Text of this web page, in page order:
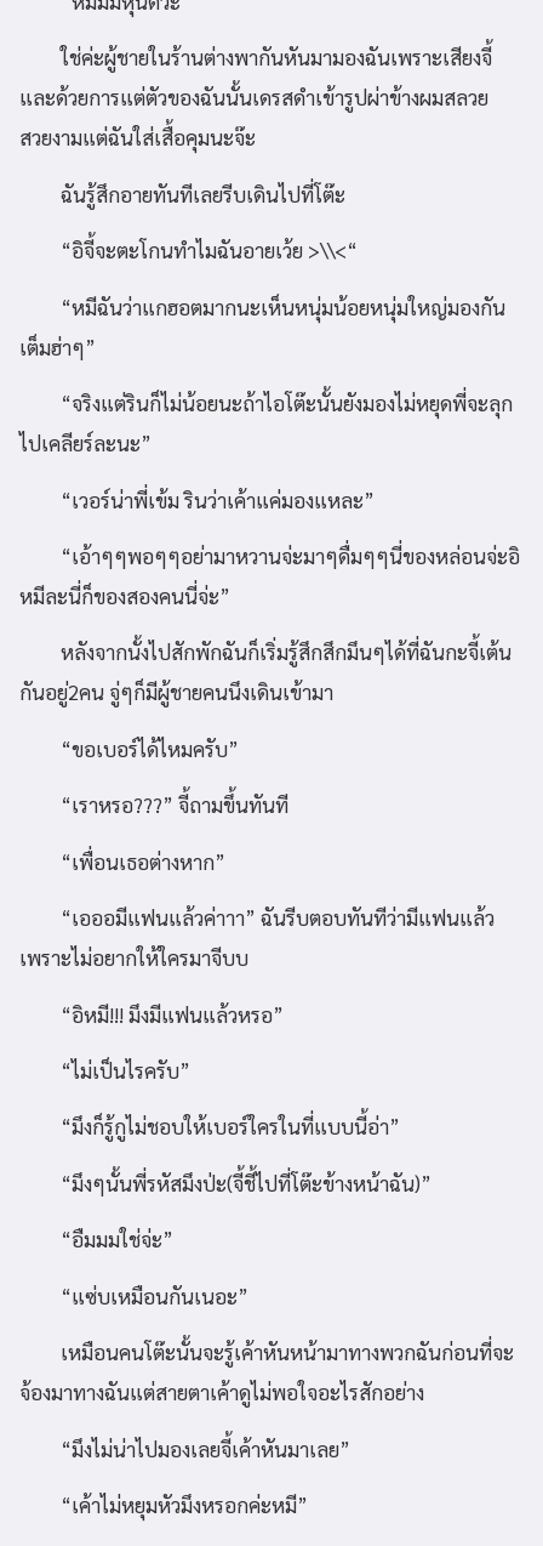
ใช่ค่ะผู้ชายในร้านต่างพากันหันมามองฉันเพราะเสียงจี้
และด้วยการแต่ตัวของฉันนั้นเดรสดำเข้ารูปผ่าข้างผมสลวย
สวยงามแต่ฉันใส่เสื้อคุมนะจ๊ะ
ฉันรู้สึกอายทันทีเลยรีบเดินไปที่โต๊ะ
“อิจี้จะตะโกนทำไมฉันอายเว้ย >\\<“
“หมีฉันว่าแกฮอตมากนะเห็นหนุ่มน้อยหนุ่มใหญ่มองกัน
เต็มฮ่าๆ”
“จริงแต่รินก็ไม่น้อยนะถ้าไอโต๊ะนั้นยังมองไม่หยุดพี่จะลุก
ไปเคลียร์ละนะ”
“เวอร์น่าพี่เข้ม รินว่าเค้าแค่มองแหละ”
“เอ้าๆๆพอๆๆอย่ามาหวานจ่ะมาๆดื่มๆๆนี่ของหล่อนจ่ะอิ
หมีละนี่ก็ของสองคนนี่จ่ะ”
หลังจากนั้งไปสักพักฉันก็เริ่มรู้สึกสึกมึนๆได้ที่ฉันกะจี้เต้น
กันอยู่2คน จู่ๆก็มีผู้ชายคนนึงเดินเข้ามา
“ขอเบอร์ได้ไหมครับ”
“เราหรอ???” จี้ถามขึ้นทันที
“เพื่อนเธอต่างหาก”
“เอออมีแฟนแล้วค่าาา” ฉันรีบตอบทันทีว่ามีแฟนแล้ว
เพราะไม่อยากให้ใครมาจีบบ
“อิหมี!!! มึงมีแฟนแล้วหรอ”
“ไม่เป็นไรครับ”
“มึงก็รู้กูไม่ชอบให้เบอร์ใครในที่แบบนี้อ่า”
“มึงๆนั้นพี่รหัสมึงป่ะ(จี้ชี้ไปที่โต๊ะข้างหน้าฉัน)”
“อืมมมใช่จ่ะ”
“แซ่บเหมือนกันเนอะ”
เหมือนคนโต๊ะนั้นจะรู้เค้าหันหน้ามาทางพวกฉันก่อนที่จะ
จ้องมาทางฉันแต่สายตาเค้าดูไม่พอใจอะไรสักอย่าง
“มึงไม่น่าไปมองเลยจี้เค้าหันมาเลย”
“เค้าไม่หยุมหัวมึงหรอกค่ะหมี”